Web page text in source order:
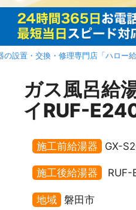
設置・交換・修理専門店「ハロー給
ガス風呂給
イRUF-
施工前給湯器 GX-
施工後給湯器 RUF-
地域 磐田市